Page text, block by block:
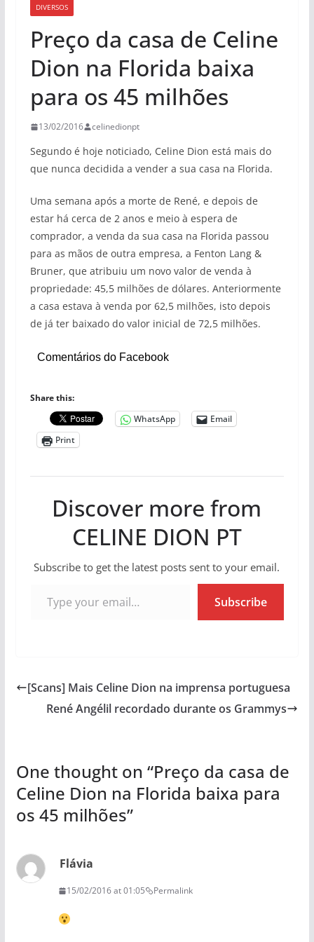
DIVERSOS
Preço da casa de Celine
Dion na Florida baixa
para os 45 milhões
13/02/2016 celinedionpt
Segundo é hoje noticiado, Celine Dion está mais do
que nunca decidida a vender a sua casa na Florida.
Uma semana após a morte de René, e depois de
estar há cerca de 2 anos e meio à espera de
comprador, a venda da sua casa na Florida passou
para as mãos de outra empresa, a Fenton Lang &
Bruner, que atribuiu um novo valor de venda à
propriedade: 45,5 milhões de dólares. Anteriormente
a casa estava à venda por 62,5 milhões, isto depois
de já ter baixado do valor inicial de 72,5 milhões.
Comentários do Facebook
Share this:
WhatsApp
Email
Print
Discover more from
CELINE DION PT
Subscribe to get the latest posts sent to your email.
Subscribe
[Scans] Mais Celine Dion na imprensa portuguesa
René Angélil recordado durante os Grammys
One thought on “Preço da casa de
Celine Dion na Florida baixa para
os 45 milhões”
Flávia
15/02/2016 at 01:05 Permalink